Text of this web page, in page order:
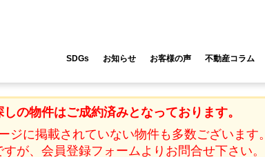
SDGs お知らせ お客様の声 不動産コラム
しの物件はご成約済みとなっております。
ジに掲載されていない物件も多数ございます。
すが、会員登録フォームよりお問合せ下さい。